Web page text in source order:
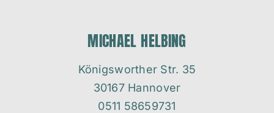
MICHAEL HELBING
Königsworther Str. 35
30167 Hannover
0511 58659731